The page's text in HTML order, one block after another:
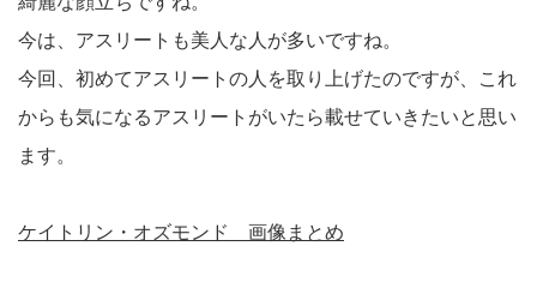
今は、アスリートも美人な人が多いですね。
今回、初めてアスリートの人を取り上げたのですが、これ
からも気になるアスリートがいたら載せていきたいと思い
ます。
ケイトリン・オズモンド 画像まとめ